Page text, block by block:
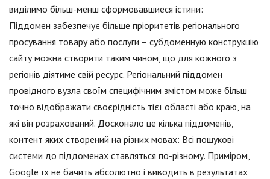
виділимо більш-менш сформовавшиеся істини:
Піддомен забезпечує більше пріоритетів регіонального
просування товару або послуги – субдоменную конструкцію
сайту можна створити таким чином, що для кожного з
регіонів діятиме свій ресурс. Регіональний піддомен
провідного вузла своїм специфічним змістом може більш
точно відображати своєрідність тієї області або краю, на
які він розрахований. Досконало це кілька піддоменів,
контент яких створений на різних мовах: Всі пошукові
системи до піддоменах ставляться по-різному. Приміром,
Google їх не бачить абсолютно і виводить в результатах